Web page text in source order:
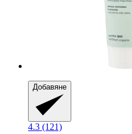
Добавяне
4.3 (121)